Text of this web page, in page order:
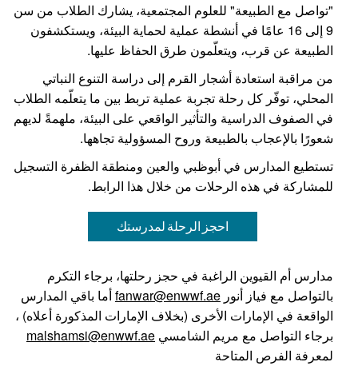
"تواصل مع الطبيعة" للعلوم المجتمعية، يشارك الطلاب من سن
9 إلى 16 عامًا في أنشطة عملية لحماية البيئة، ويستكشفون
الطبيعة عن قرب، ويتعلّمون طرق الحفاظ عليها.
من مراقبة استعادة أشجار القرم إلى دراسة التنوع النباتي
المحلي، توفّر كل رحلة تجربة عملية تربط بين ما يتعلّمه الطلاب
في الصفوف الدراسية والتأثير الواقعي على البيئة، ملهمةً لديهم
شعورًا بالإعجاب بالطبيعة وروح المسؤولية تجاهها.
تستطيع المدارس في أبوظبي والعين ومنطقة الظفرة التسجيل
للمشاركة في هذه الرحلات من خلال هذا الرابط.
احجز الرحلة لمدرستك
مدارس أم القيوين الراغبة في حجز رحلتها، برجاء التكرم
بالتواصل مع فياز أنور fanwar@enwwf.aeأما باقي المدارس
الواقعة في الإمارات الأخرى (بخلاف الإمارات المذكورة أعلاه) ،
برجاء التواصل مع مريم الشامسي malshamsi@enwwf.ae
لمعرفة الفرص المتاحة